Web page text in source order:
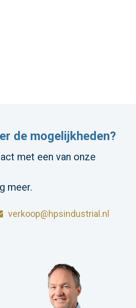
de mogelijkheden?
met een van onze
meer.
verkoop@hpsindustrial.nl